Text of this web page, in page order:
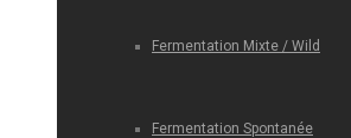
Fermentation Mixte / Wild
Fermentation Spontanée